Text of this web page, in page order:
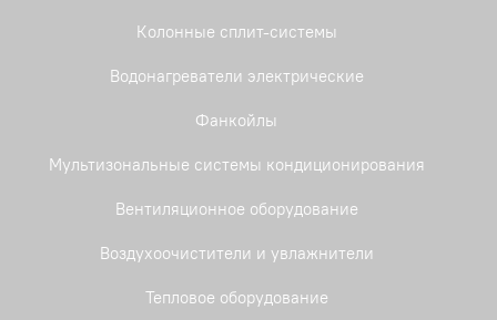
Колонные сплит-системы
Водонагреватели электрические
Фанкойлы
Мультизональные системы кондиционирования
Вентиляционное оборудование
Воздухоочистители и увлажнители
Тепловое оборудование